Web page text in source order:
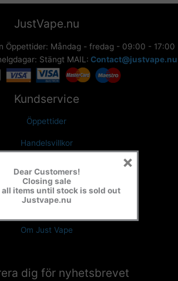
JustVape.nu
Öppettider: Måndag - fredag - 09:00 - 17:00
Stängt MAIL: Contact@justvape.nu
Kundservice
Öppettider
Handelsvillkor
Retur
Om Just Vape
dig för nyhetsbrevet
Dear Customers!
Closing sale
all items until stock is sold out
Justvape.nu
×